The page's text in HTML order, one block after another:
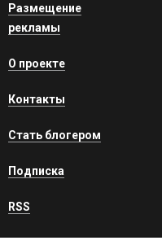
Размещение
рекламы
О проекте
Контакты
Стать блогером
Подписка
RSS